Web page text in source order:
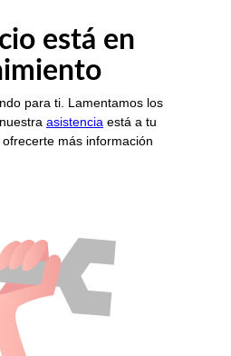
está en
para ti. Lamentamos los
asistencia está a tu
más información